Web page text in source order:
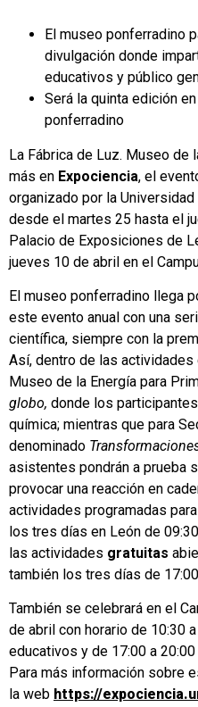
El museo ponferradino
divulgación donde
educativos y público
Será la quinta edición
ponferradino
La Fábrica de Luz. Museo de
más en Expociencia, el
organizado por la
desde el martes 25 hasta el
Palacio de Exposiciones de
jueves 10 de abril en el
El museo ponferradino llega
este evento anual con una
científica, siempre con la
Así, dentro de las
Museo de la Energía para
globo, donde los
química; mientras que para
denominado
asistentes pondrán a prueba
provocar una reacción en
actividades programadas
los tres días en León de
las actividades gratuitas
también los tres días de
También se celebrará en el
de abril con horario de 10:30
educativos y de 17:00 a
Para más información sobre
la web https://